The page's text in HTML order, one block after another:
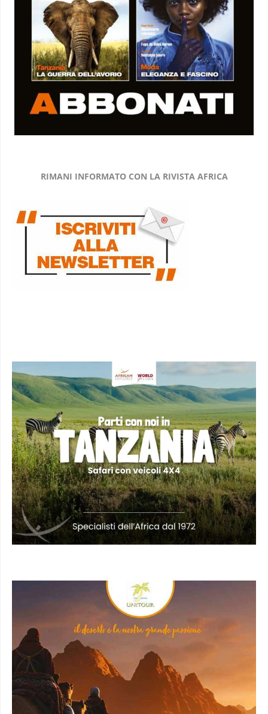
RIMANI INFORMATO CON LA RIVISTA AFRICA